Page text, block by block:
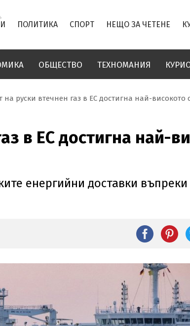
ПОЛИТИКА СПОРТ НЕЩО ЗА ЧЕТЕНЕ
ОБЩЕСТВО ТЕХНОМАНИЯ
на руски втечнен газ в ЕС достигна най-високото
в ЕС достигна най-
енергийни доставки